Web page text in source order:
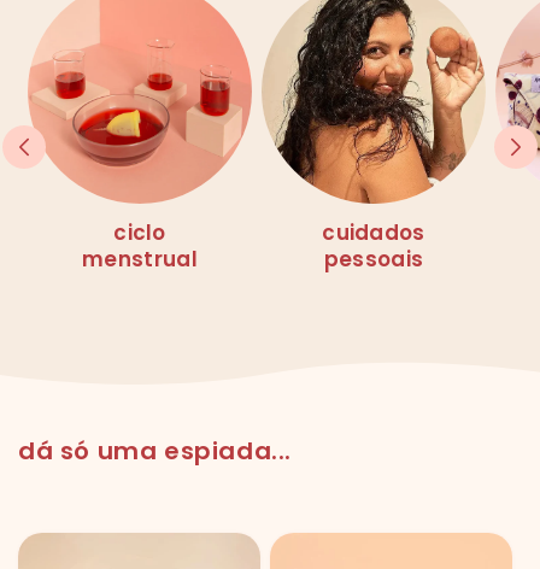
ciclo
menstrual
cuidados
pessoais
dá só uma espiada...